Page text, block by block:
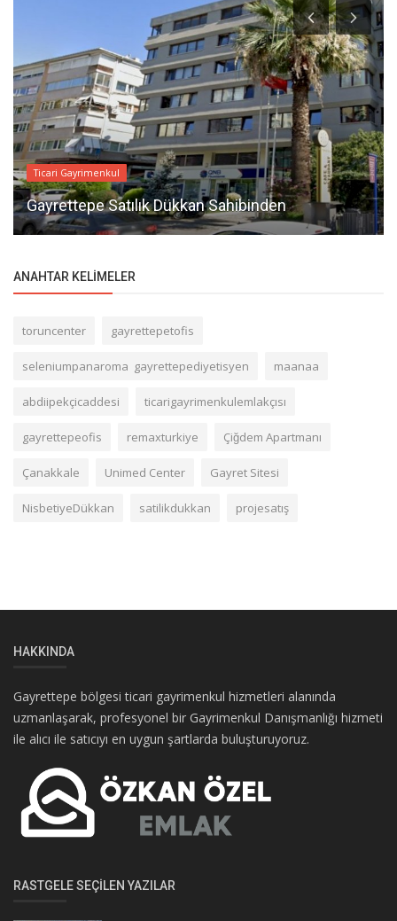
Ticari Gayrimenkul
Gayrettepe Satılık Dükkan Sahibinden
ANAHTAR KELIMELER
toruncenter gayrettepetofis
seleniumpanaroma gayrettepediyetisyen maanaa
abdiipekçicaddesi ticarigayrimenkulemlakçısı
gayrettepeofis remaxturkiye Çiğdem Apartmanı
Çanakkale Unimed Center Gayret Sitesi
NisbetiyeDükkan satilikdukkan projesatış
HAKKINDA
Gayrettepe bölgesi ticari gayrimenkul hizmetleri alanında
uzmanlaşarak, profesyonel bir Gayrimenkul Danışmanlığı hizmeti
ile alıcı ile satıcıyı en uygun şartlarda buluşturuyoruz.
RASTGELE SEÇILEN YAZILAR